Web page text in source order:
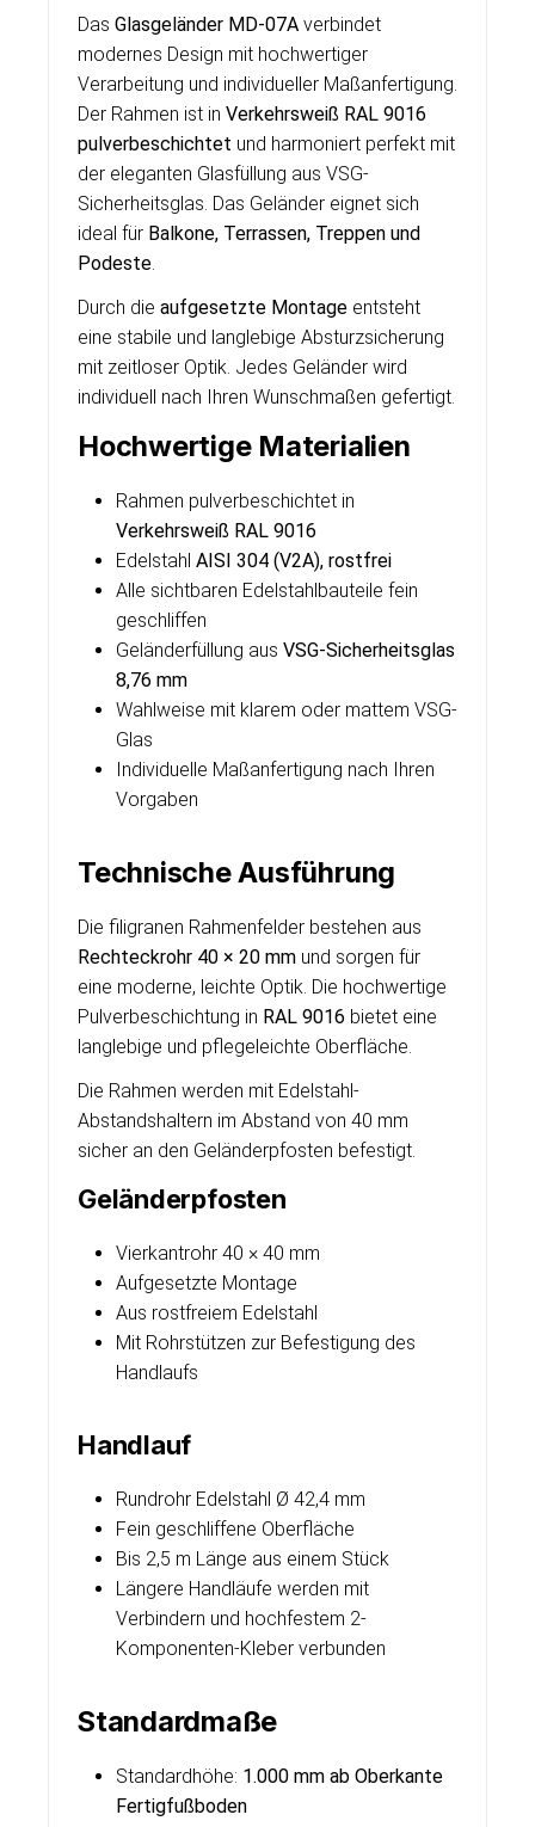
Das Glasgeländer MD-07A verbindet
modernes Design mit hochwertiger
Verarbeitung und individueller Maßanfertigung.
Der Rahmen ist in Verkehrsweiß RAL 9016
pulverbeschichtet und harmoniert perfekt mit
der eleganten Glasfüllung aus VSG-
Sicherheitsglas. Das Geländer eignet sich
ideal für Balkone, Terrassen, Treppen und
Podeste.
Durch die aufgesetzte Montage entsteht
eine stabile und langlebige Absturzsicherung
mit zeitloser Optik. Jedes Geländer wird
individuell nach Ihren Wunschmaßen gefertigt.
Hochwertige Materialien
Rahmen pulverbeschichtet in
Verkehrsweiß RAL 9016
Edelstahl AISI 304 (V2A), rostfrei
Alle sichtbaren Edelstahlbauteile fein
geschliffen
Geländerfüllung aus VSG-Sicherheitsglas
8,76 mm
Wahlweise mit klarem oder mattem VSG-
Glas
Individuelle Maßanfertigung nach Ihren
Vorgaben
Technische Ausführung
Die filigranen Rahmenfelder bestehen aus
Rechteckrohr 40 × 20 mm und sorgen für
eine moderne, leichte Optik. Die hochwertige
Pulverbeschichtung in RAL 9016 bietet eine
langlebige und pflegeleichte Oberfläche.
Die Rahmen werden mit Edelstahl-
Abstandshaltern im Abstand von 40 mm
sicher an den Geländerpfosten befestigt.
Geländerpfosten
Vierkantrohr 40 × 40 mm
Aufgesetzte Montage
Aus rostfreiem Edelstahl
Mit Rohrstützen zur Befestigung des
Handlaufs
Handlauf
Rundrohr Edelstahl Ø 42,4 mm
Fein geschliffene Oberfläche
Bis 2,5 m Länge aus einem Stück
Längere Handläufe werden mit
Verbindern und hochfestem 2-
Komponenten-Kleber verbunden
Standardmaße
Standardhöhe: 1.000 mm ab Oberkante
Fertigfußboden